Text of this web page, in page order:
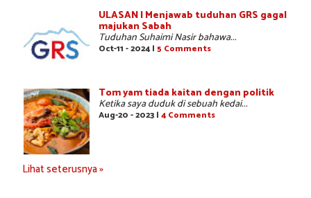
ULASAN | Menjawab tuduhan GRS gagal
majukan Sabah
Tuduhan Suhaimi Nasir bahawa...
Oct-11 - 2024 | 5 Comments
Tom yam tiada kaitan dengan politik
Ketika saya duduk di sebuah kedai...
Aug-20 - 2023 | 4 Comments
Lihat seterusnya »